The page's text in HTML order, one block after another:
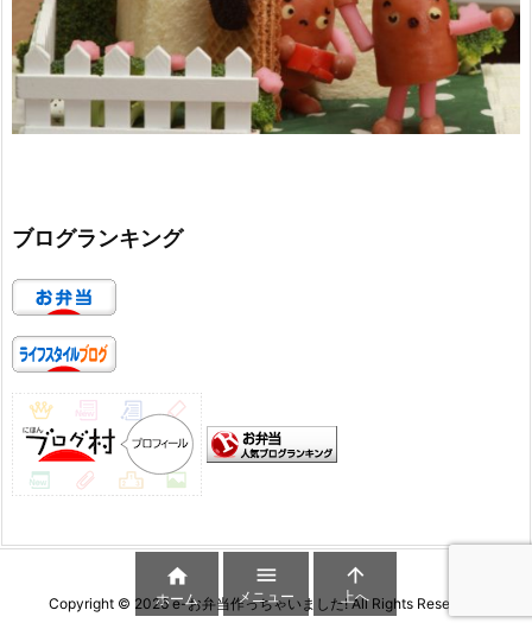
ブログランキング
Copyright © 2026 e-お弁当作っちゃいました!All Rights Reserved.

ホーム

メニュー

上へ